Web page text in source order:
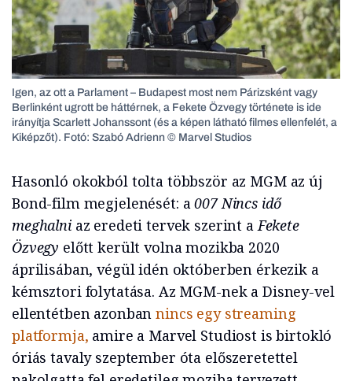
Igen, az ott a Parlament – Budapest most nem Párizsként vagy
Berlinként ugrott be háttérnek, a Fekete Özvegy története is ide
irányítja Scarlett Johanssont (és a képen látható filmes ellenfelét, a
Kiképzőt). Fotó: Szabó Adrienn © Marvel Studios
Hasonló okokból tolta többször az MGM az új
Bond-film megjelenését: a007 Nincs idő
meghalniaz eredeti tervek szerint aFekete
Özvegy előtt került volna mozikba 2020
áprilisában, végül idén októberben érkezik a
kémsztori folytatása. Az MGM-nek a Disney-vel
ellentétben azonbannincs egy streaming
platformja, amire a Marvel Studiost is birtokló
óriás tavaly szeptember óta előszeretettel